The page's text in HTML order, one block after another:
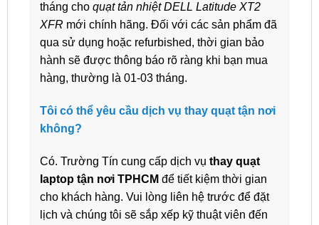
tháng cho quạt tản nhiệt DELL Latitude XT2
XFR mới chính hãng. Đối với các sản phẩm đã
qua sử dụng hoặc refurbished, thời gian bảo
hành sẽ được thông báo rõ ràng khi bạn mua
hàng, thường là 01-03 tháng.
Tôi có thể yêu cầu dịch vụ thay quạt tận nơi
không?
Có. Trường Tín cung cấp dịch vụ thay quạt
laptop tận nơi TPHCM để tiết kiệm thời gian
cho khách hàng. Vui lòng liên hệ trước để đặt
lịch và chúng tôi sẽ sắp xếp kỹ thuật viên đến